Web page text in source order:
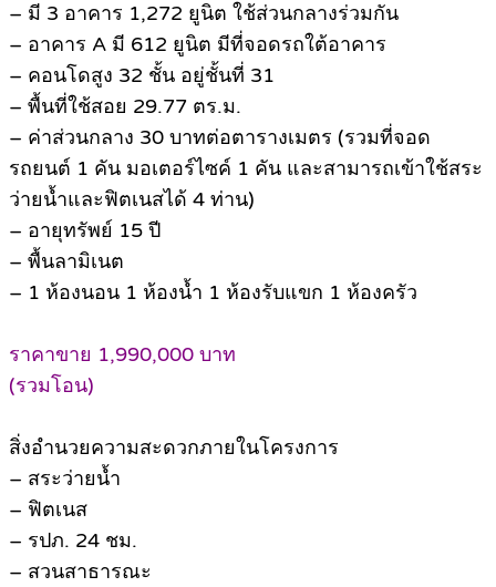
– มี 3 อาคาร 1,272 ยูนิต ใช้ส่วนกลางร่วมกัน
– อาคาร A มี 612 ยูนิต มีที่จอดรถใต้อาคาร
– คอนโดสูง 32 ชั้น อยู่ชั้นที่ 31
– พื้นที่ใช้สอย 29.77 ตร.ม.
– ค่าส่วนกลาง 30 บาทต่อตารางเมตร (รวมที่จอด
รถยนต์ 1 คัน มอเตอร์ไซค์ 1 คัน และสามารถเข้าใช้สระ
ว่ายน้ำและฟิตเนสได้ 4 ท่าน)
– อายุทรัพย์ 15 ปี
– พื้นลามิเนต
– 1 ห้องนอน 1 ห้องน้ำ 1 ห้องรับแขก 1 ห้องครัว
ราคาขาย 1,990,000 บาท
(รวมโอน)
สิ่งอำนวยความสะดวกภายในโครงการ
– สระว่ายน้ำ
– ฟิตเนส
– รปภ. 24 ชม.
– สวนสาธารณะ